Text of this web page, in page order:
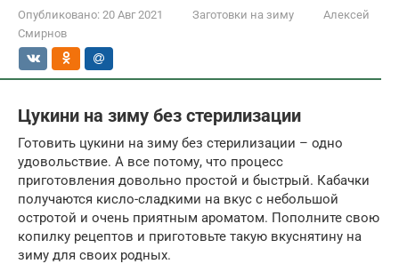
Опубликовано: 20 Авг 2021 Заготовки на зиму
Алексей
Смирнов
Цукини на зиму без стерилизации
Готовить цукини на зиму без стерилизации – одно
удовольствие. А все потому, что процесс
приготовления довольно простой и быстрый. Кабачки
получаются кисло-сладкими на вкус с небольшой
остротой и очень приятным ароматом. Пополните свою
копилку рецептов и приготовьте такую вкуснятину на
зиму для своих родных.